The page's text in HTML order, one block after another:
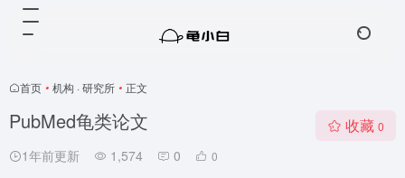
首页 • 机构 · 研究所 • 正文
PubMed龟类论文
1年前更新 1,574 0 0
收藏 0